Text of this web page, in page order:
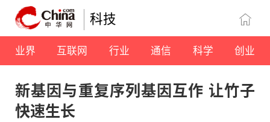
科技
业界 互联网 行业 通信 科学 创业
新基因与重复序列基因互作 让竹子
快速生长